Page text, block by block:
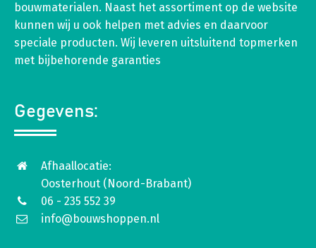
bouwmaterialen. Naast het assortiment op de website
kunnen wij u ook helpen met advies en daarvoor
speciale producten. Wij leveren uitsluitend topmerken
met bijbehorende garanties
Gegevens:
Afhaallocatie:
Oosterhout (Noord-Brabant)
06 - 235 552 39
info@bouwshoppen.nl